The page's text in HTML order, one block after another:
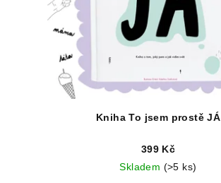
Kniha To jsem prostě JÁ
399 Kč
Skladem (>5 ks)